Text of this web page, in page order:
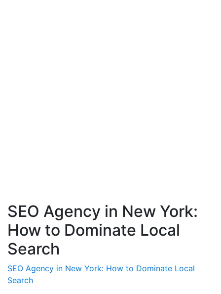
SEO Agency in New York:
How to Dominate Local
Search
SEO Agency in New York: How to Dominate Local
Search